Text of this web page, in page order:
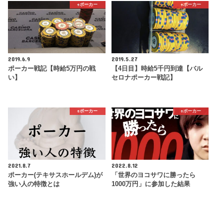
♠️ポーカー
2019.6.9
ポーカー戦記【時給5万円の戦
い】
♠️ポーカー
2019.5.27
【4日目】時給5千円到達【バル
セロナポーカー戦記】
♠️ポーカー
2021.8.7
ポーカー(テキサスホールデム)が
強い人の特徴とは
♠️ポーカー
2022.8.12
「世界のヨコサワに勝ったら
1000万円」に参加した結果